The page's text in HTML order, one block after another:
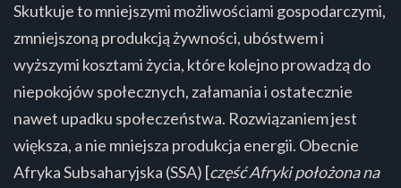
Skutkuje to mniejszymi możliwościami gospodarczymi,
zmniejszoną produkcją żywności, ubóstwem i
wyższymi kosztami życia, które kolejno prowadzą do
niepokojów społecznych, załamania i ostatecznie
nawet upadku społeczeństwa. Rozwiązaniem jest
większa, a nie mniejsza produkcja energii. Obecnie
Afryka Subsaharyjska (SSA) [część Afryki położona na